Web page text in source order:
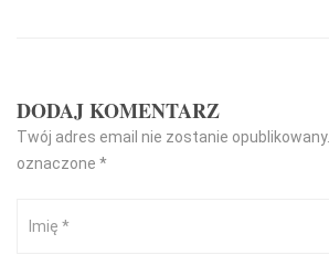
DODAJ KOMENTARZ
Twój adres email nie zostanie opublikowany.
oznaczone *